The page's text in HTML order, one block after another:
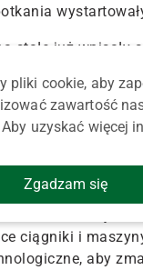
stałe już wpisały
Dla wielu
spotkań
T5, T4, T6 i
Michał
ciągniki i
wezmą
ciągniki i
aby
pliki cookie, aby
zawartość
uzyskać więcej
Zgadzam się